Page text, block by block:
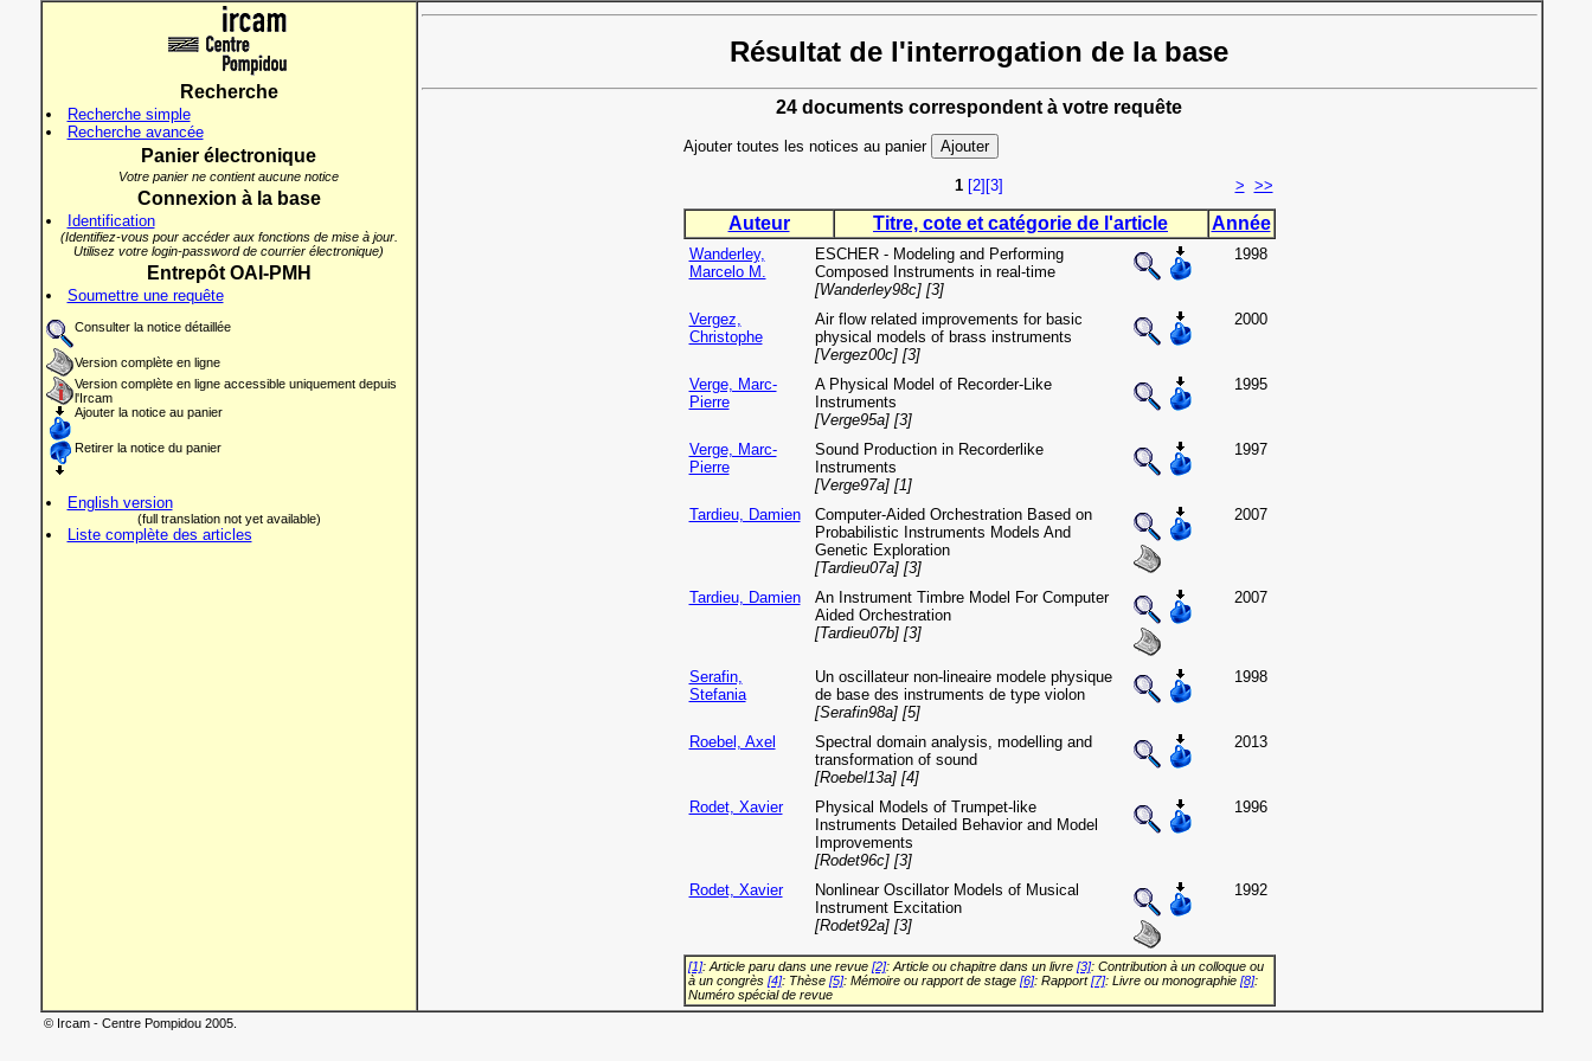
Recherche
Recherche simple
Recherche avancée
Panier électronique
Votre panier ne contient aucune notice
Connexion à la base
Identification
(Identifiez-vous pour accéder aux fonctions de mise à jour.
Utilisez votre login-password de courrier électronique)
Entrepôt OAI-PMH
Soumettre une requête
Consulter la notice détaillée
Version complète en ligne
Version complète en ligne accessible uniquement depuis
l'Ircam
Ajouter la notice au panier
Retirer la notice du panier
English version
(full translation not yet available)
Liste complète des articles
Résultat de l'interrogation de la base
24 documents correspondent à votre requête
Ajouter toutes les notices au panier
1 [2] [3] > >>
Auteur Titre, cote et catégorie de l'article Année
Wanderley,
Marcelo M.
ESCHER - Modeling and Performing
Composed Instruments in real-time
[Wanderley98c] [3]
1998
Vergez,
Christophe
Air flow related improvements for basic
physical models of brass instruments
[Vergez00c] [3]
2000
Verge, Marc-
Pierre
A Physical Model of Recorder-Like
Instruments
[Verge95a] [3]
1995
Verge, Marc-
Pierre
Sound Production in Recorderlike
Instruments
[Verge97a] [1]
1997
Tardieu, Damien
Computer-Aided Orchestration Based on
Probabilistic Instruments Models And
Genetic Exploration
[Tardieu07a] [3]
2007
Tardieu, Damien
An Instrument Timbre Model For Computer
Aided Orchestration
[Tardieu07b] [3]
2007
Serafin,
Stefania
Un oscillateur non-lineaire modele physique
de base des instruments de type violon
[Serafin98a] [5]
1998
Roebel, Axel
Spectral domain analysis, modelling and
transformation of sound
[Roebel13a] [4]
2013
Rodet, Xavier
Physical Models of Trumpet-like
Instruments Detailed Behavior and Model
Improvements
[Rodet96c] [3]
1996
Rodet, Xavier
Nonlinear Oscillator Models of Musical
Instrument Excitation
[Rodet92a] [3]
1992
[1]: Article paru dans une revue [2]: Article ou chapitre dans un livre [3]: Contribution à un colloque ou
à un congrès [4]: Thèse [5]: Mémoire ou rapport de stage [6]: Rapport[7]: Livre ou monographie [8]:
Numéro spécial de revue
© Ircam - Centre Pompidou 2005.